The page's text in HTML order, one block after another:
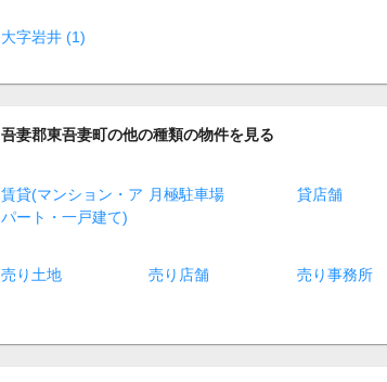
大字岩井 (1)
吾妻郡東吾妻町の他の種類の物件を見る
賃貸(マンション・ア
パート・一戸建て)
月極駐車場 貸店舗
売り土地 売り店舗 売り事務所